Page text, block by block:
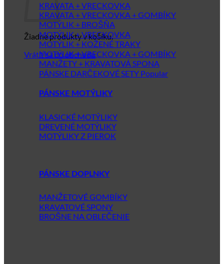
Žiadne produkty v košíku.
Vrátiť sa do obchodu
KRAVATA + VRECKOVKA
KRAVATA + VRECKOVKA + GOMBÍKY
MOTÝLIK + BROŠŇA
MOTÝLIK + VRECKOVKA
MOTÝLIK + KOŽENÉ TRAKY
MOTÝLIK + VRECKOVKA + GOMBÍKY
MANŽETY + KRAVATOVÁ SPONA
PÁNSKE DARČEKOVÉ SETY
PÁNSKE MOTÝLIKY
KLASICKÉ MOTÝLIKY
DREVENÉ MOTÝLIKY
MOTÝLIKY Z PIEROK
PÁNSKE DOPLNKY
MANŽETOVÉ GOMBÍKY
KRAVATOVÉ SPONY
BROŠNE NA OBLEČENIE